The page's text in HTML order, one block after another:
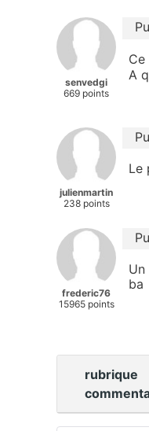
senvedgi
669 points
A
julienmartin
238 points
Le
frederic76
15965 points
ba
rubrique